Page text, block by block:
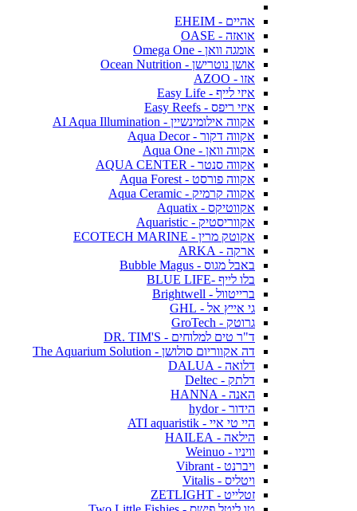
אהיים - EHEIM
אואזה - OASE
אומגה וואן - Omega One
אושן נוטרישן - Ocean Nutrition
אזו - AZOO
איזי לייף - Easy Life
איזי ריפס - Easy Reefs
אקווה אילומינשיין - AI Aqua Illumination
אקווה דקור - Aqua Decor
אקווה וואן - Aqua One
אקווה סנטר - AQUA CENTER
אקווה פורסט - Aqua Forest
אקווה קרמיק - Aqua Ceramic
אקווטיקס - Aquatix
אקווריסטיק - Aquaristic
אקוטק מרין - ECOTECH MARINE
ארקה - ARKA
באבל מגוס - Bubble Magus
בלו לייף -BLUE LIFE
ברייטוול - Brightwell
גי אייץ אל - GHL
גרוטק - GroTech
ד"ר טים למלוחים - DR. TIM'S
דה אקווריום סולושן - The Aquarium Solution
דלואה - DALUA
דלתק - Deltec
האנה - HANNA
הידור - hydor
היי טי איי - ATI aquaristik
הילאה - HAILEA
וויניו - Weinuo
ויברנט - Vibrant
ויטליס - Vitalis
זטלייט - ZETLIGHT